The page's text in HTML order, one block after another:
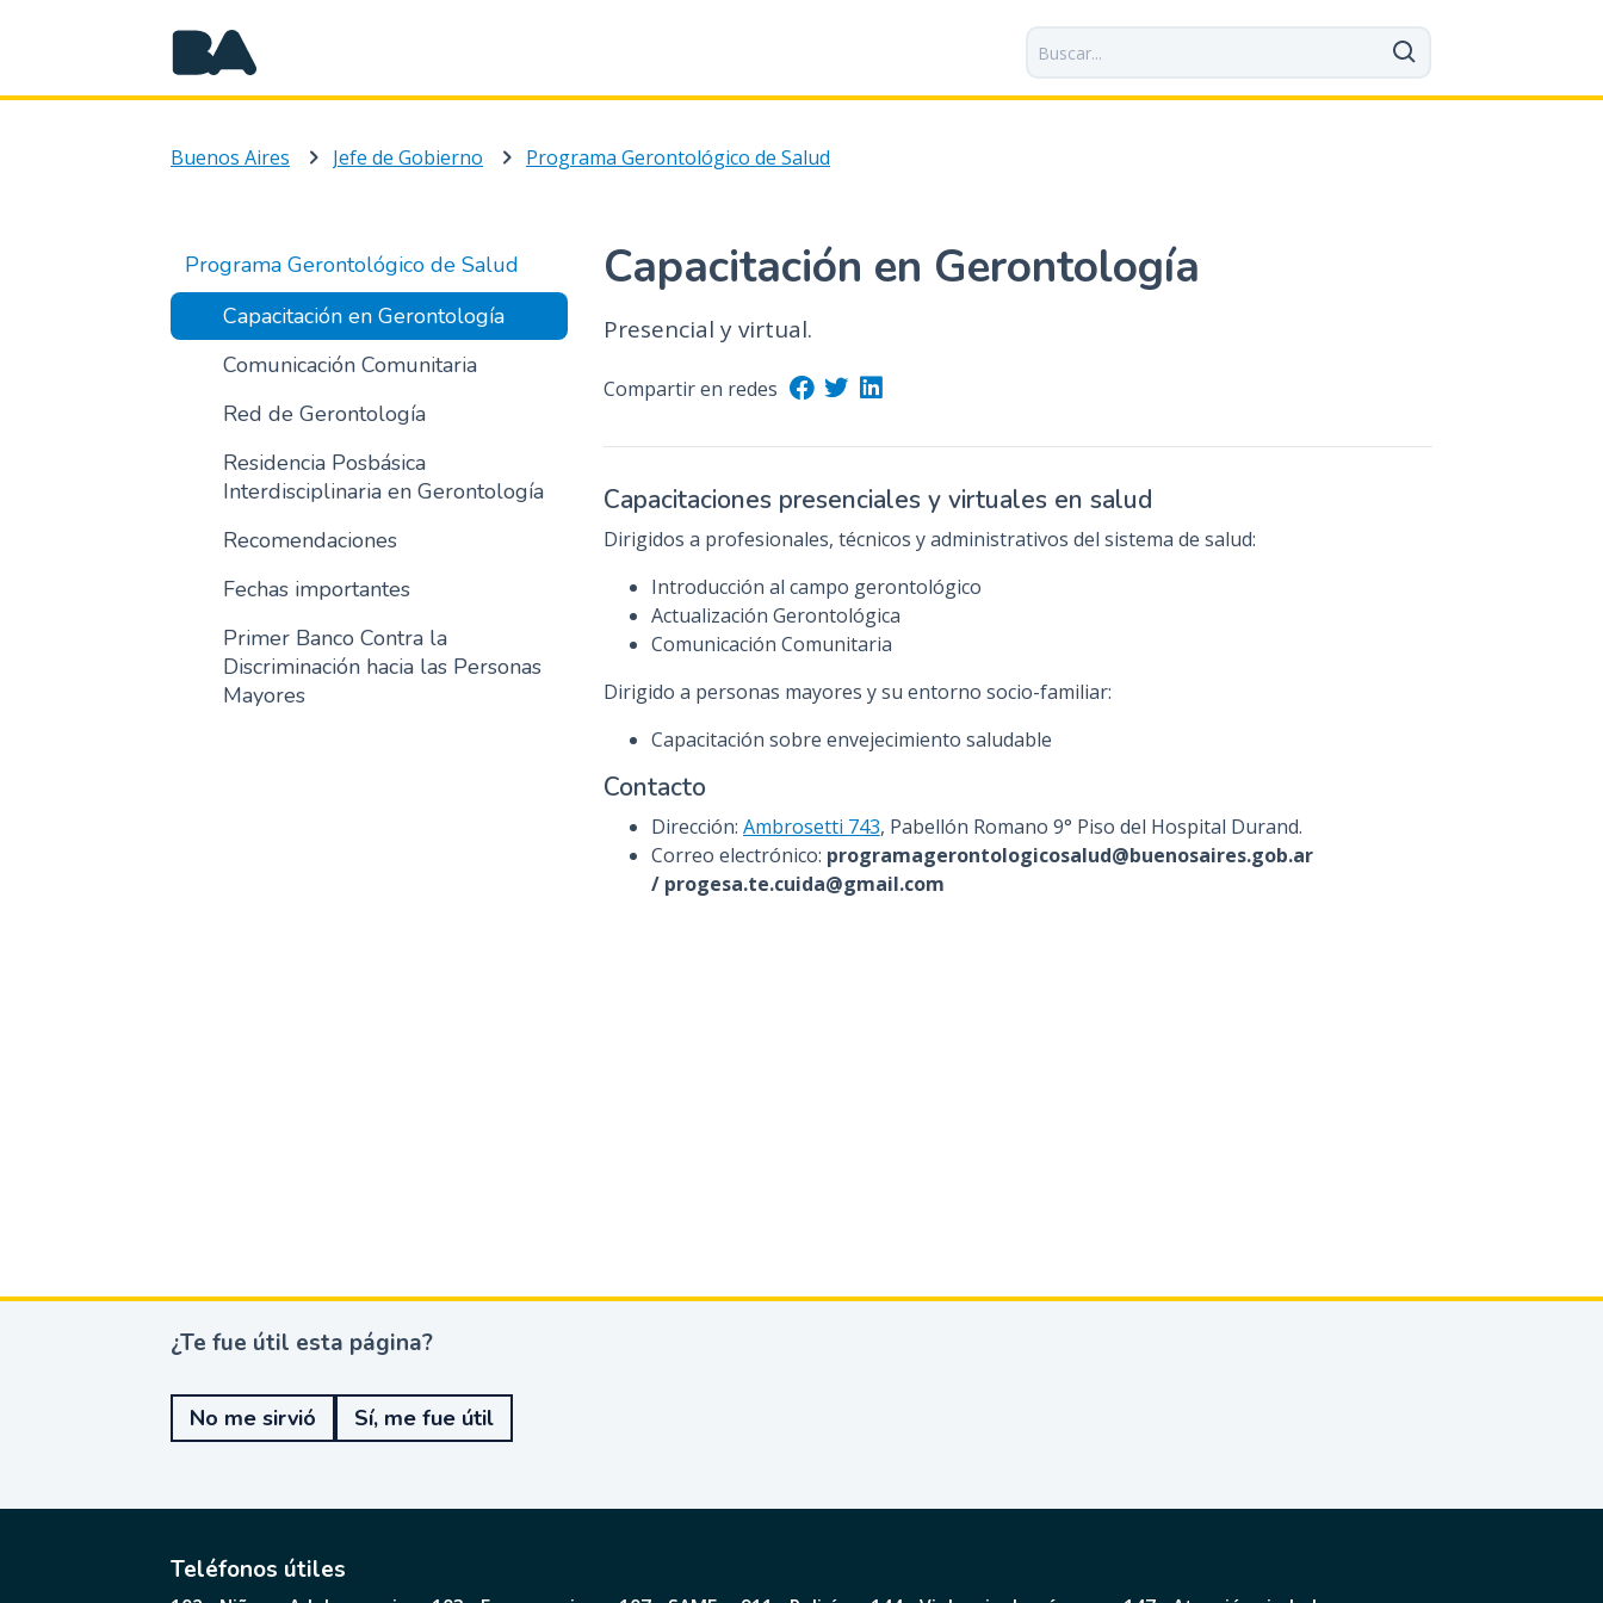
a
a
o
n
e
i
o
r
i
c
i
p
l
Buenos Aires Jefe de Gobierno Programa Gerontológico de Salud
Programa Gerontológico de Salud
Capacitación en Gerontología
Comunicación Comunitaria
Red de Gerontología
Residencia Posbásica
Interdisciplinaria en Gerontología
Recomendaciones
Fechas importantes
Primer Banco Contra la
Discriminación hacia las Personas
Mayores
Capacitación en Gerontología
Presencial y virtual.
Compartir en redes
Capacitaciones presenciales y virtuales en salud
Dirigidos a profesionales, técnicos y administrativos del sistema de salud:
Introducción al campo gerontológico
Actualización Gerontológica
Comunicación Comunitaria
Dirigido a personas mayores y su entorno socio-familiar:
Capacitación sobre envejecimiento saludable
Contacto
Dirección: Ambrosetti 743, Pabellón Romano 9° Piso del Hospital Durand.
Correo electrónico: programagerontologicosalud@buenosaires.gob.ar
/ progesa.te.cuida@gmail.com
¿
e
u
t
l
¿Te fue útil esta página?
No me sirvió Sí, me fue útil
Teléfonos útiles